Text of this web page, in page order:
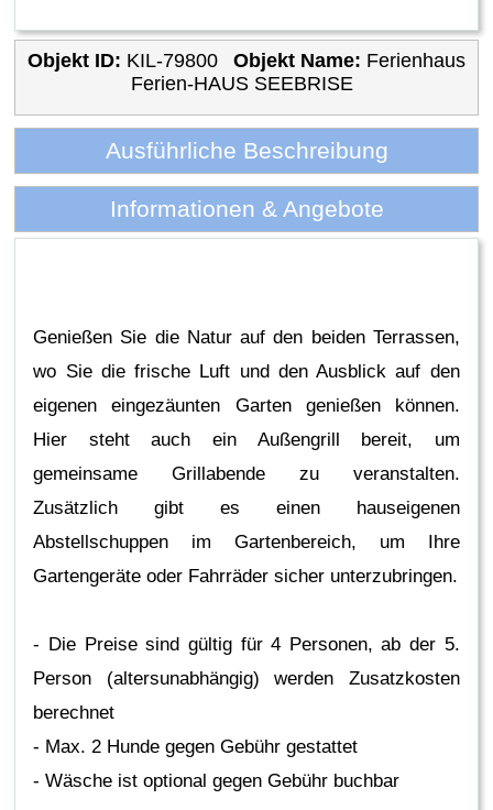
Objekt ID: KIL-79800 Objekt Name: Ferienhaus
Ferien-HAUS SEEBRISE
Ausführliche Beschreibung
Informationen & Angebote
Genießen Sie die Natur auf den beiden Terrassen,
wo Sie die frische Luft und den Ausblick auf den
eigenen eingezäunten Garten genießen können.
Hier steht auch ein Außengrill bereit, um
gemeinsame Grillabende zu veranstalten.
Zusätzlich gibt es einen hauseigenen
Abstellschuppen im Gartenbereich, um Ihre
Gartengeräte oder Fahrräder sicher unterzubringen.
- Die Preise sind gültig für 4 Personen, ab der 5.
Person (altersunabhängig) werden Zusatzkosten
berechnet
- Max. 2 Hunde gegen Gebühr gestattet
- Wäsche ist optional gegen Gebühr buchbar